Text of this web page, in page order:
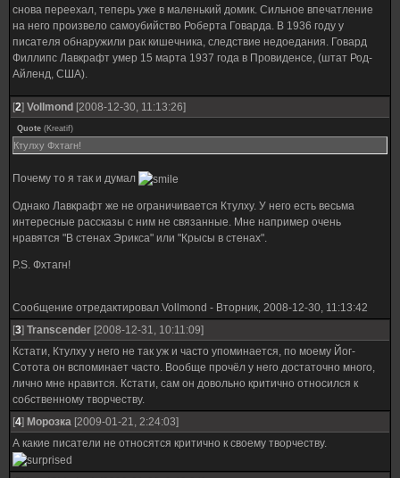
снова переехал, теперь уже в маленький домик. Сильное впечатление
на него произвело самоубийство Роберта Говарда. В 1936 году у
писателя обнаружили рак кишечника, следствие недоедания. Говард
Филлипс Лавкрафт умер 15 марта 1937 года в Провиденсе, (штат Род-
Айленд, США).
[2] Vollmond [2008-12-30, 11:13:26]
Quote (Kreatif)
Ктулху Фхтагн!
Почему то я так и думал
Однако Лавкрафт же не ограничивается Ктулху. У него есть весьма
интересные рассказы с ним не связанные. Мне например очень
нравятся "В стенах Эрикса" или "Крысы в стенах".
P.S. Фхтагн!
Сообщение отредактировал Vollmond - Вторник, 2008-12-30, 11:13:42
[3] Transcender [2008-12-31, 10:11:09]
Кстати, Ктулху у него не так уж и часто упоминается, по моему Йог-
Сотота он вспоминает часто. Вообще прочёл у него достаточно много,
лично мне нравится. Кстати, сам он довольно критично относился к
собственному творчеству.
[4] Морозка [2009-01-21, 2:24:03]
А какие писатели не относятся критично к своему творчеству.